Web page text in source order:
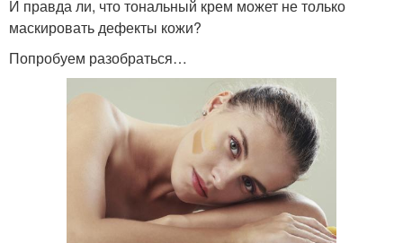
И правда ли, что тональный крем может не только
маскировать дефекты кожи?
Попробуем разобраться…